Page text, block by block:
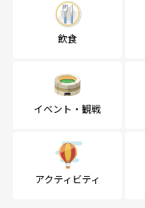
飲食
イベント・観戦
アクティビティ